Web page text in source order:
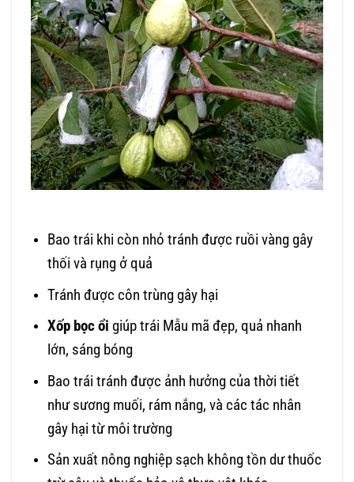
Bao trái khi còn nhỏ tránh được ruồi vàng gây
thối và rụng ở quả
Tránh được côn trùng gây hại
Xốp bọc ổi giúp trái Mẫu mã đẹp, quả nhanh
lớn, sáng bóng
Bao trái tránh được ảnh hưởng của thời tiết
như sương muối, rám nắng, và các tác nhân
gây hại từ môi trường
Sản xuất nông nghiệp sạch không tồn dư thuốc